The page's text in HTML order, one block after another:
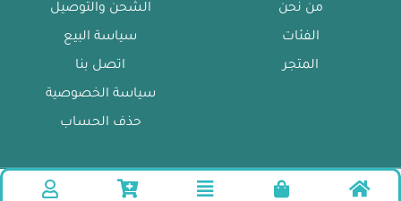
من نحن
الفئات
المتجر
الشحن والتوصيل
سياسة البيع
اتصل بنا
سياسة الخصوصية
حذف الحساب
جميع الحقوق محفوظة © BrandsBoutiqu